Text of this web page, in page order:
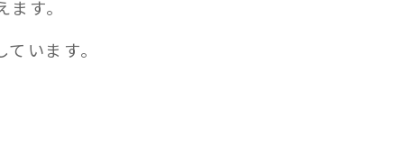
す。
います。